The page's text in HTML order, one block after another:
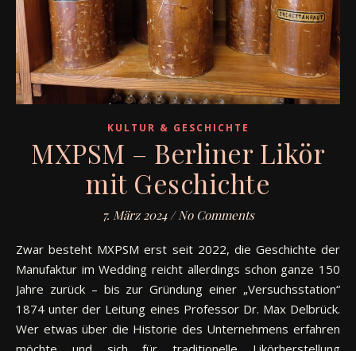
KULTUR & GESCHICHTE
MXPSM – Berliner Likör
mit Geschichte
7. März 2024 / No Comments
Zwar besteht MXPSM erst seit 2022, die Geschichte der
Manufaktur im Wedding reicht allerdings schon ganze 150
Jahre zurück – bis zur Gründung einer „Versuchsstation“
1874 unter der Leitung eines Professor Dr. Max Delbrück.
Wer etwas über die Historie des Unternehmens erfahren